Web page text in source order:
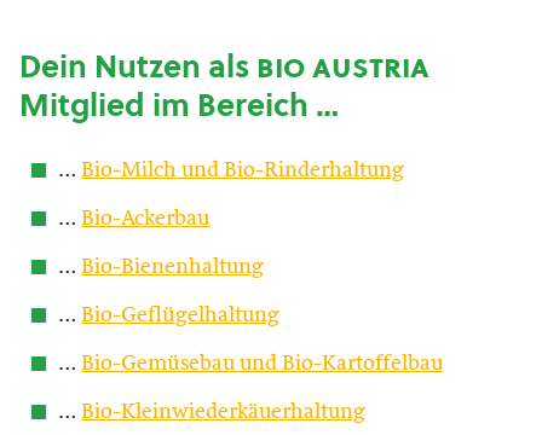
Dein Nutzen alsbio austria
Mitglied im Bereich …
… Bio-Milch und Bio-Rinderhaltung
… Bio-Ackerbau
… Bio-Bienenhaltung
… Bio-Geflügelhaltung
… Bio-Gemüsebau und Bio-Kartoffelbau
… Bio-Kleinwiederkäuerhaltung